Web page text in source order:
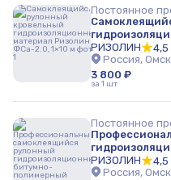
Постоянное
ФСа-2.0, 1×10 м
РИЗОЛИН
4,5
Россия, Омск
3 800 ₽
за 1 шт
Постоянное
материал
РИЗОЛИН
4,5
Россия, Омск